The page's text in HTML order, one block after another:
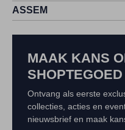
ASSEM
MAAK KANS
SHOPTEGOED
Ontvang als eerste
collecties, acties en
nieuwsbrief en maak